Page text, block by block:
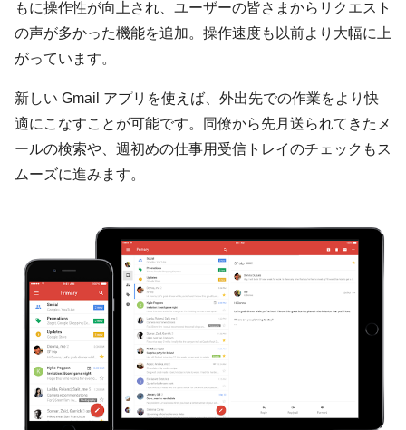
もに操作性が向上され、ユーザーの皆さまからリクエスト
の声が多かった機能を追加。操作速度も以前より大幅に上
がっています。
新しい Gmail アプリを使えば、外出先での作業をより快
適にこなすことが可能です。同僚から先月送られてきたメ
ールの検索や、週初めの仕事用受信トレイのチェックもス
ムーズに進みます。